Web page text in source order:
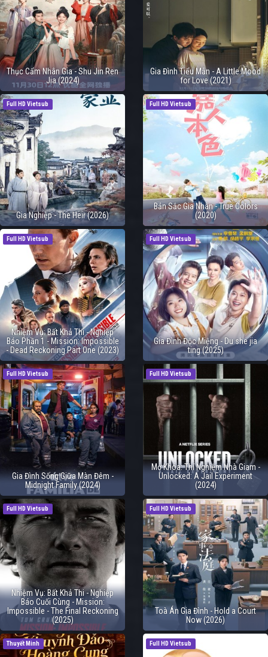
Thục Cẩm Nhân Gia - Shu Jin Ren
Jia (2024)
Gia Đình Tiểu Mẫn - A Little Mood
for Love (2021)
Full HD Vietsub
Gia Nghiệp - The Heir (2026)
Full HD Vietsub
Bản Sắc Gia Nhân - True Colors
(2020)
Full HD Vietsub
Nhiệm Vụ: Bất Khả Thi - Nghiệp
Báo Phần 1 - Mission: Impossible
- Dead Reckoning Part One (2023)
Full HD Vietsub
Gia Đình Độc Miệng - Du she jia
ting (2025)
Full HD Vietsub
Gia Đình Sống Giữa Màn Đêm -
Midnight Family (2024)
Full HD Vietsub
Mở Khóa: Thí Nghiệm Nhà Giam -
Unlocked: A Jail Experiment
(2024)
Full HD Vietsub
Nhiệm Vụ: Bất Khả Thi - Nghiệp
Báo Cuối Cùng - Mission:
Impossible - The Final Reckoning
(2025)
Full HD Vietsub
Toà Án Gia Đình - Hold a Court
Now (2026)
Thuyết Minh Full HD Vietsub